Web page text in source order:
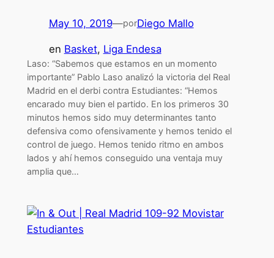
May 10, 2019—porDiego Mallo
en Basket, Liga Endesa
Laso: “Sabemos que estamos en un momento
importante” Pablo Laso analizó la victoria del Real
Madrid en el derbi contra Estudiantes: “Hemos
encarado muy bien el partido. En los primeros 30
minutos hemos sido muy determinantes tanto
defensiva como ofensivamente y hemos tenido el
control de juego. Hemos tenido ritmo en ambos
lados y ahí hemos conseguido una ventaja muy
amplia que…